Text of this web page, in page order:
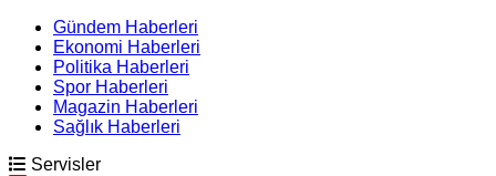
Gündem Haberleri
Ekonomi Haberleri
Politika Haberleri
Spor Haberleri
Magazin Haberleri
Sağlık Haberleri
Servisler